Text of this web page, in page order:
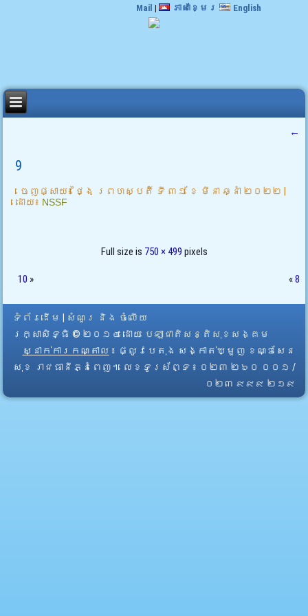
Mail | ភាសាខ្មែរ English
←
9
ចេញផ្សាយ៖ ថ្ងៃ ព្រហស្បតិ៍ ទី ៣១ ខែ មីនា ឆ្នាំ ២០២២
ដោយ៖ NSSF
Full size is 750 × 499 pixels
10 » «8
ទំព័រដើម
សំណួរ និង ចំលើយ
រក្សាសិទ្ធិ © ២០១៤ ដោយ​ បេឡាជាតិសន្តិសុខសង្គម
ស្នាក់ការកណ្តាល ៖ ផ្លូវបេតុង សង្កាត់ឃ្មួញ ខណ្ឌសែន
សុខ រាជធានីភ្នំពេញ។ លេខទូរស័ព្ទ ៖ ០២៣ ២៦០ ០០១ /
០២៣ ៩៩៩ ២១៩